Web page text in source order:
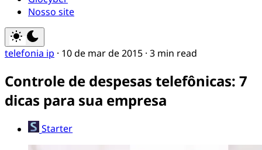
Nosso site
telefonia ip · 10 de mar de 2015 · 3 min read
Controle de despesas telefônicas: 7
dicas para sua empresa
Starter